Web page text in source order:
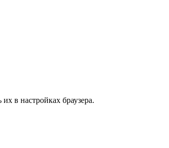
в настройках браузера.